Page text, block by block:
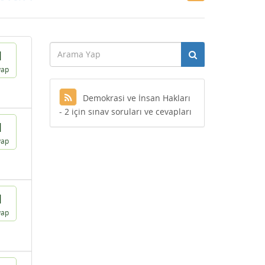
Demokrasi ve İnsan Hakları
- 2 için sınav soruları ve cevapları